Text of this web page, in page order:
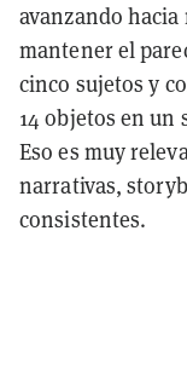
avanzando
mantener el
cinco sujetos y
14 objetos en un
Eso es muy
narrativas,
consistentes.